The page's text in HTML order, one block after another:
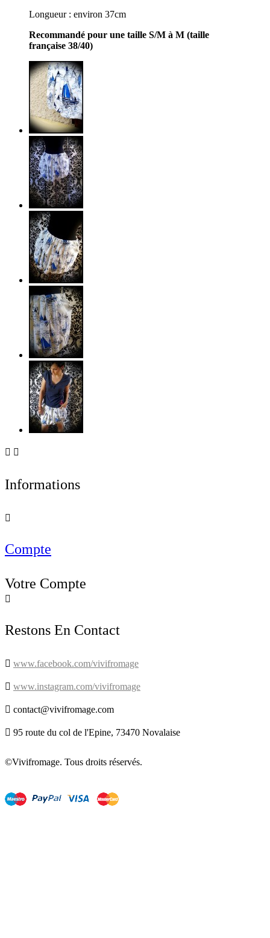
Longueur : environ 37cm
Recommandé pour une taille S/M à M (taille
française 38/40)
 
Informations

Compte
Votre Compte

Restons En Contact
 www.facebook.com/vivifromage
 www.instagram.com/vivifromage
 contact@vivifromage.com
 95 route du col de l'Epine, 73470 Novalaise
©Vivifromage. Tous droits réservés.